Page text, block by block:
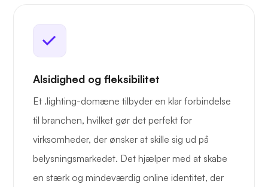
Alsidighed og fleksibilitet
Et .lighting-domæne tilbyder en klar forbindelse
til branchen, hvilket gør det perfekt for
virksomheder, der ønsker at skille sig ud på
belysningsmarkedet. Det hjælper med at skabe
en stærk og mindeværdig online identitet, der